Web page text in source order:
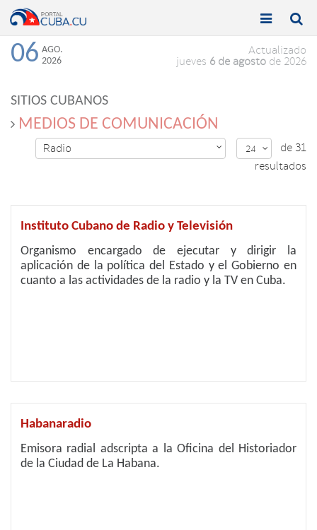
Toggle

Toggle

06 AGO.
2026
Actualizado
jueves 6 de agosto de 2026
SITIOS CUBANOS
MEDIOS DE COMUNICACIÓN
Radio  24 
de 31
resultados
Instituto Cubano de Radio y Televisión
Organismo encargado de ejecutar y dirigir la
aplicación de la política del Estado y el Gobierno en
cuanto a las actividades de la radio y la TV en Cuba.
Habanaradio
Emisora radial adscripta a la Oficina del Historiador
de la Ciudad de La Habana.